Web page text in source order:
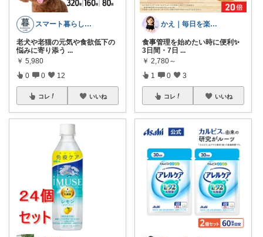
スマート暮らしラボ
老犬や老猫の元気や食欲低下の
悩みに寄り添う ...
￥ 5,980
0 0 12
コレ いいね
かえ｜毎日を楽しむ
食事管理を始めたい時に便利✨
3日間・7日 ...
￥ 2,780～
1 0 3
コレ いいね